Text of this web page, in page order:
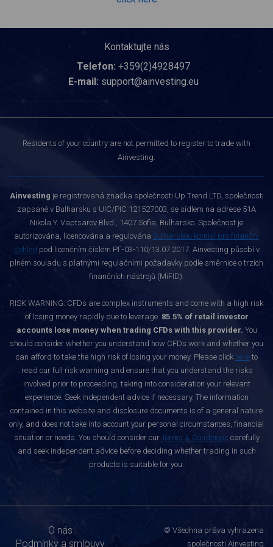
Kontaktujte nás
Telefon: +359(2)4928497
E-mail: support@ainvesting.eu
Residents of your country are not permitted to register to trade with
Ainvesting.
Ainvesting je registrovaná značka společnosti Up Trend LTD, společnosti
zapsané v Bulharsku s UIC/PIC 121527003, se sídlem na adrese 51A
Nikola Y. Vaptsarov Blvd., 1407 Sofia, Bulharsko. Společnost je
autorizována, licencována a regulována Bulharskou komisí pro finanční
dohled pod licenčním číslem РГ-03-110/13.07.2017. Ainvesting působí v
plném souladu s platnými regulačními požadavky podle směrnice o trzích
finančních nástrojů (MiFID).
RISK WARNING: CFDs are complex instruments and come with a high risk
of losing money rapidly due to leverage. 85.5% of retail investor
accounts lose money when trading CFDs with this provider. You
should consider whether you understand how CFDs work and whether you
can afford to take the high risk of losing your money. Please click hereto
read our full risk warning and ensure that you understand the risks
involved prior to proceeding, taking into consideration your relevant
experience. Seek independent advice if necessary. The information
contained in this website and disclosure documents is of a general nature
only, and does not take into account your personal circumstances, financial
situation or needs. You should consider our Terms & Conditions carefully
and seek independent advice before deciding whether trading in such
products is suitable for you.
O nás
Podmínky a smlouvy
© Všechna práva vyhrazena
společnosti Ainvesting